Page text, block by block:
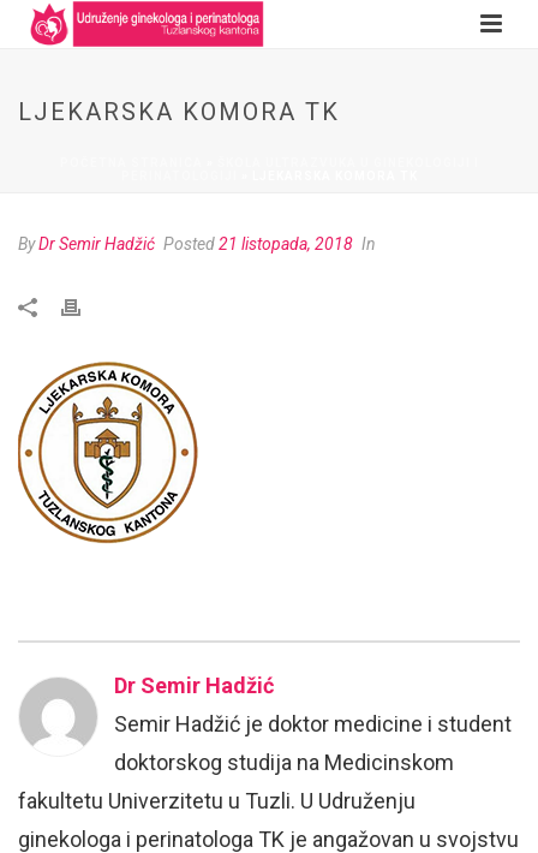
LJEKARSKA KOMORA TK
ByDr Semir Hadžić Posted21 listopada, 2018 In
Dr Semir Hadžić
Semir Hadžić je doktor medicine i student
doktorskog studija na Medicinskom
fakultetu Univerzitetu u Tuzli. U Udruženju
ginekologa i perinatologa TK je angažovan u svojstvu